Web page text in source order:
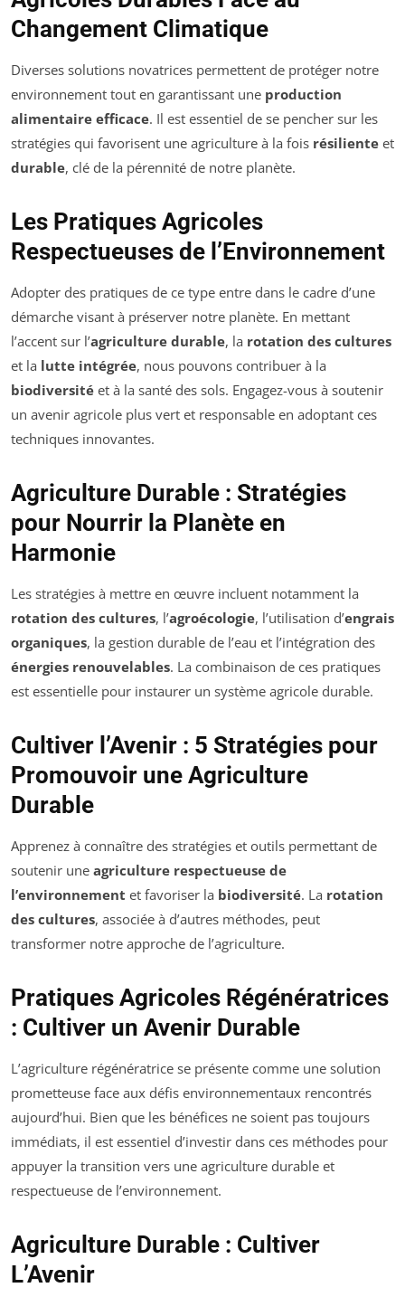
Changement Climatique
Diverses solutions novatrices permettent de protéger notre
environnement tout en garantissant une production
alimentaire efficace. Il est essentiel de se pencher sur les
stratégies qui favorisent une agriculture à la fois résiliente et
durable, clé de la pérennité de notre planète.
Les Pratiques Agricoles
Respectueuses de l’Environnement
Adopter des pratiques de ce type entre dans le cadre d’une
démarche visant à préserver notre planète. En mettant
l’accent sur l’agriculture durable, la rotation des cultures
et la lutte intégrée, nous pouvons contribuer à la
biodiversité et à la santé des sols. Engagez-vous à soutenir
un avenir agricole plus vert et responsable en adoptant ces
techniques innovantes.
Agriculture Durable : Stratégies
pour Nourrir la Planète en
Harmonie
Les stratégies à mettre en œuvre incluent notamment la
rotation des cultures, l’agroécologie, l’utilisation d’engrais
organiques, la gestion durable de l’eau et l’intégration des
énergies renouvelables. La combinaison de ces pratiques
est essentielle pour instaurer un système agricole durable.
Cultiver l’Avenir : 5 Stratégies pour
Promouvoir une Agriculture
Durable
Apprenez à connaître des stratégies et outils permettant de
soutenir une agriculture respectueuse de
l’environnement et favoriser la biodiversité. La rotation
des cultures, associée à d’autres méthodes, peut
transformer notre approche de l’agriculture.
Pratiques Agricoles Régénératrices
: Cultiver un Avenir Durable
L’agriculture régénératrice se présente comme une solution
prometteuse face aux défis environnementaux rencontrés
aujourd’hui. Bien que les bénéfices ne soient pas toujours
immédiats, il est essentiel d’investir dans ces méthodes pour
appuyer la transition vers une agriculture durable et
respectueuse de l’environnement.
Agriculture Durable : Cultiver
L’Avenir